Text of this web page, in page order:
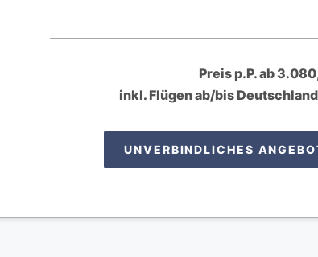
Preis p.P. ab
inkl. Flügen ab/bis
UNVERBINDLICHES